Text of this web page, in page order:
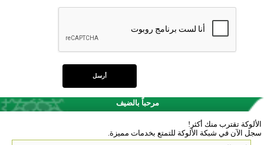
مرحباً بالضيف
الألوكة تقترب منك أكثر!
سجل الآن في شبكة الألوكة للتمتع بخدمات مميزة.